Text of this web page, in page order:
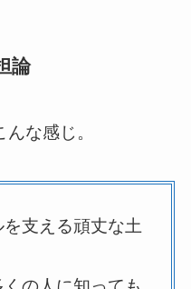
論
な感じ。
支える頑丈な土